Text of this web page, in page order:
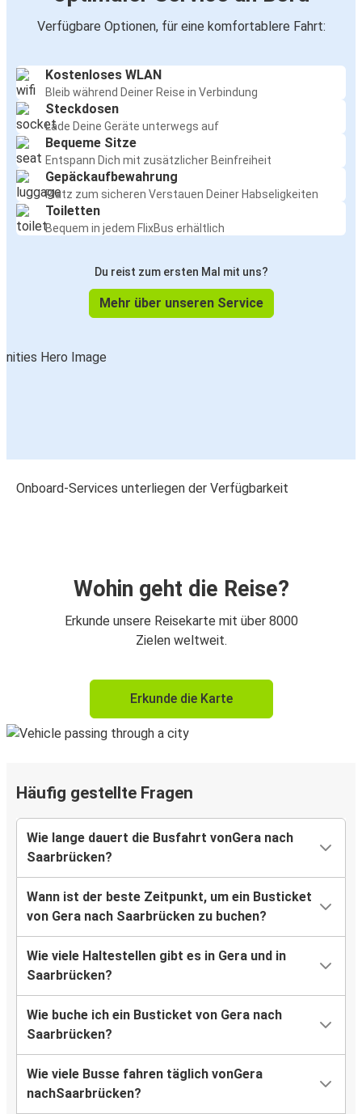
Verfügbare Optionen, für eine komfortablere Fahrt:
Kostenloses WLAN
Bleib während Deiner Reise in Verbindung
Steckdosen
Lade Deine Geräte unterwegs auf
Bequeme Sitze
Entspann Dich mit zusätzlicher Beinfreiheit
Gepäckaufbewahrung
Platz zum sicheren Verstauen Deiner Habseligkeiten
Toiletten
Bequem in jedem FlixBus erhältlich
Du reist zum ersten Mal mit uns?
Mehr über unseren Service
Onboard-Services unterliegen der Verfügbarkeit
Wohin geht die Reise?
Erkunde unsere Reisekarte mit über 8000
Zielen weltweit.
Erkunde die Karte
Häufig gestellte Fragen
Wie lange dauert die Busfahrt vonGera nach
Saarbrücken?
Wann ist der beste Zeitpunkt, um ein Busticket
von Gera nach Saarbrücken zu buchen?
Wie viele Haltestellen gibt es in Gera und in
Saarbrücken?
Wie buche ich ein Busticket von Gera nach
Saarbrücken?
Wie viele Busse fahren täglich vonGera
nachSaarbrücken?